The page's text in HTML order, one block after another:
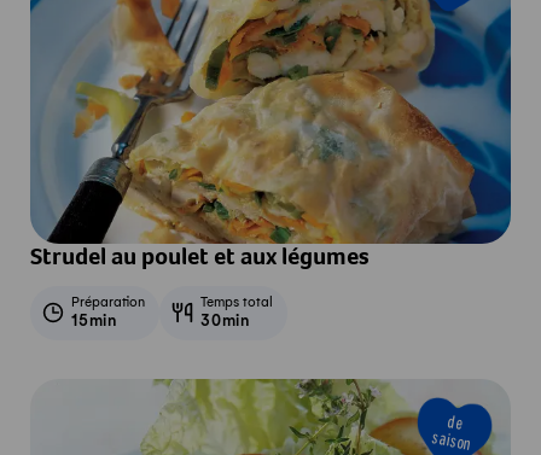
Strudel au poulet et aux légumes
Préparation
15min
Temps total
30min
de
saison